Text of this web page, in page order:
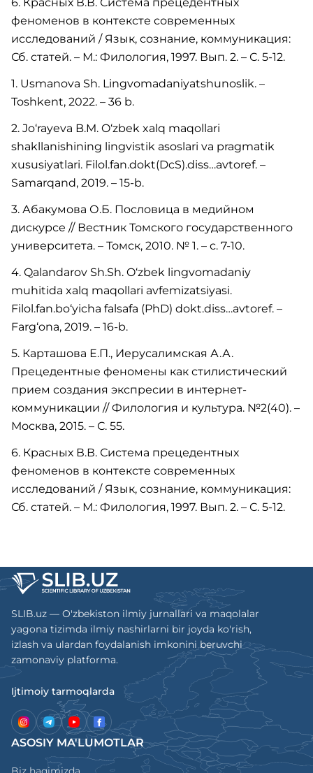
феноменов в контексте современных
исследований / Язык, сознание, коммуникация:
Сб. статей. – М.: Филология, 1997. Вып. 2. – С. 5-12.
1. Usmanova Sh. Lingvomadaniyatshunoslik. –
Toshkent, 2022. – 36 b.
2. Jo‘rayeva B.M. O‘zbek xalq maqollari
shakllanishining lingvistik asoslari va pragmatik
xususiyatlari. Filol.fan.dokt(DcS).diss…avtoref. –
Samarqand, 2019. – 15-b.
3. Абакумова О.Б. Пословица в медийном
дискурсе // Вестник Томского государственного
университета. – Томск, 2010. № 1. – с. 7-10.
4. Qalandarov Sh.Sh. O‘zbek lingvomadaniy
muhitida xalq maqollari avfemizatsiyasi.
Filol.fan.bo‘yicha falsafa (PhD) dokt.diss…avtoref. –
Farg‘ona, 2019. – 16-b.
5. Карташова Е.П., Иерусалимская А.А.
Прецедентные феномены как стилистический
прием создания экспресии в интернет-
коммуникации // Филология и культура. №2(40). –
Москва, 2015. – С. 55.
6. Красных В.В. Система прецедентных
феноменов в контексте современных
исследований / Язык, сознание, коммуникация:
Сб. статей. – М.: Филология, 1997. Вып. 2. – С. 5-12.
SLIB.uz — O'zbekiston ilmiy jurnallari va maqolalar
yagona tizimda ilmiy nashirlarni bir joyda ko'rish,
izlash va ulardan foydalanish imkonini beruvchi
zamonaviy platforma.
Ijtimoiy tarmoqlarda
ASOSIY MA'LUMOTLAR